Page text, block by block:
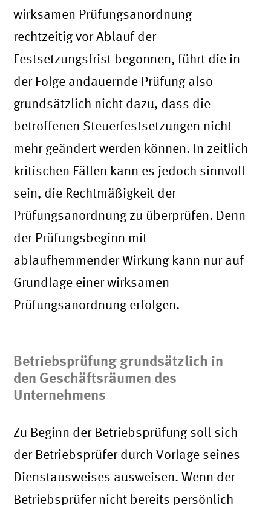
wirksamen Prüfungsanordnung
rechtzeitig vor Ablauf der
Festsetzungsfrist begonnen, führt die in
der Folge andauernde Prüfung also
grundsätzlich nicht dazu, dass die
betroffenen Steuerfestsetzungen nicht
mehr geändert werden können. In zeitlich
kritischen Fällen kann es jedoch sinnvoll
sein, die Rechtmäßigkeit der
Prüfungsanordnung zu überprüfen. Denn
der Prüfungsbeginn mit
ablaufhemmender Wirkung kann nur auf
Grundlage einer wirksamen
Prüfungsanordnung erfolgen.
Betriebsprüfung grundsätzlich in
den Geschäftsräumen des
Unternehmens
Zu Beginn der Betriebsprüfung soll sich
der Betriebsprüfer durch Vorlage seines
Dienstausweises ausweisen. Wenn der
Betriebsprüfer nicht bereits persönlich